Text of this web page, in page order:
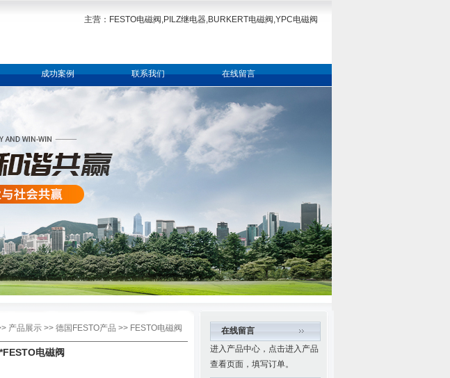
主营：FESTO电磁阀,PILZ继电器,BURKERT电磁阀,YPC电磁阀
成功案例 联系我们 在线留言
产品展示 >> 德国FESTO产品 >> FESTO电磁阀
电磁阀
在线留言
进入产品中心，点击进入产品
查看页面，填写订单。